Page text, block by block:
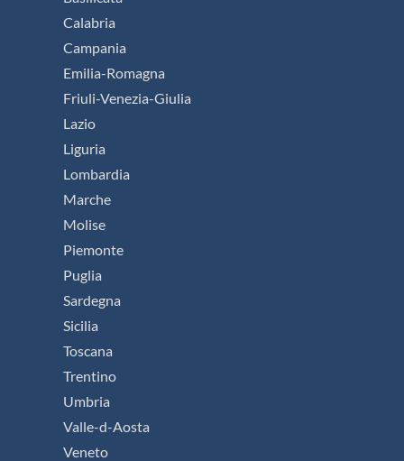
Calabria
Campania
Emilia-Romagna
Friuli-Venezia-Giulia
Lazio
Liguria
Lombardia
Marche
Molise
Piemonte
Puglia
Sardegna
Sicilia
Toscana
Trentino
Umbria
Valle-d-Aosta
Veneto